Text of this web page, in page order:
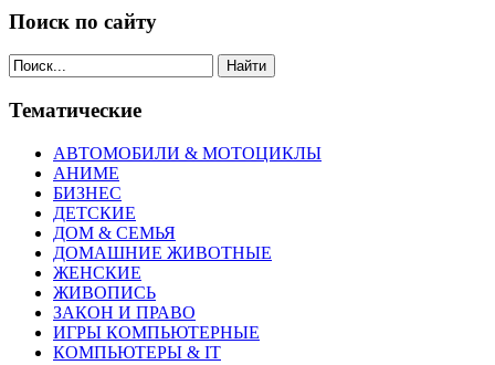
Поиск по сайту
Найти
Тематические
АВТОМОБИЛИ & МОТОЦИКЛЫ
АНИМЕ
БИЗНЕС
ДЕТСКИЕ
ДОМ & СЕМЬЯ
ДОМАШНИЕ ЖИВОТНЫЕ
ЖЕНСКИЕ
ЖИВОПИСЬ
ЗАКОН И ПРАВО
ИГРЫ КОМПЬЮТЕРНЫЕ
КОМПЬЮТЕРЫ & IT